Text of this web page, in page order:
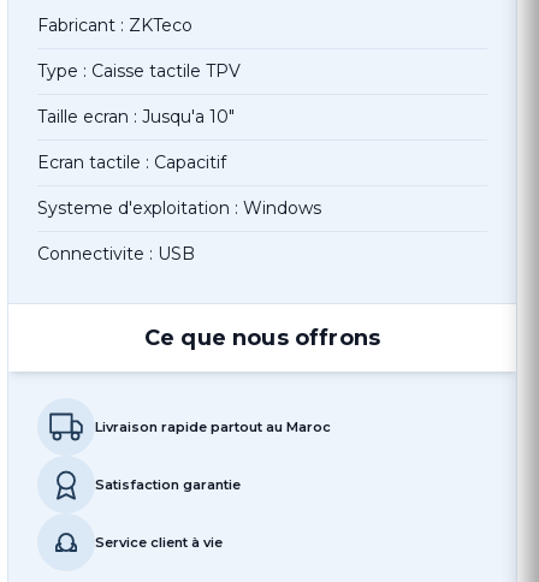
Fabricant : ZKTeco
Type : Caisse tactile TPV
Taille ecran : Jusqu'a 10"
Ecran tactile : Capacitif
Systeme d'exploitation : Windows
Connectivite : USB
Ce que nous offrons
Livraison rapide partout au Maroc
Satisfaction garantie
Service client à vie